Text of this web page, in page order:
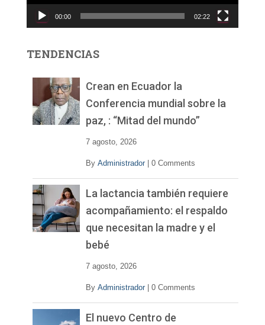
c
d
00:00 02:22
TENDENCIAS
Crean en Ecuador la
Conferencia mundial sobre la
paz, : “Mitad del mundo”
7 agosto, 2026
By Administrador 0 Comments
La lactancia también requiere
acompañamiento: el respaldo
que necesitan la madre y el
bebé
7 agosto, 2026
By Administrador 0 Comments
El nuevo Centro de